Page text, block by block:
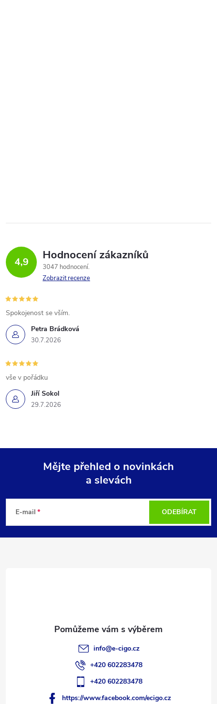
4,9 Hodnocení zákazníků
3047 hodnocení
Zobrazit recenze
Petra Brádková
30.7.2026
Spokojenost se vším.
Jiří Sokol
29.7.2026
vše v pořádku
p
Mějte přehled o novinkách
a slevách
E-mail ODEBÍRAT
info@e-cigo.cz
+420 602283478
+420 602283478
https://www.facebook.com/ecigo.cz